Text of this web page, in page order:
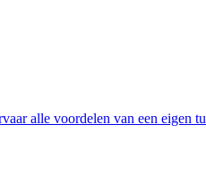
alle voordelen van een eigen